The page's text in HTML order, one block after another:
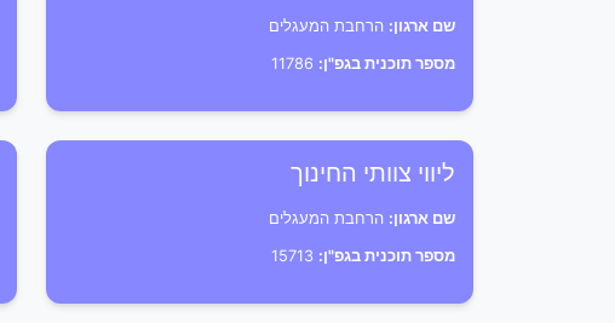
שם ארגון: הרחבת המעגלים
מספר תוכנית בגפ"ן:
ליווי צוותי החינוך
שם ארגון: הרחבת המעגלים
מספר תוכנית בגפ"ן: